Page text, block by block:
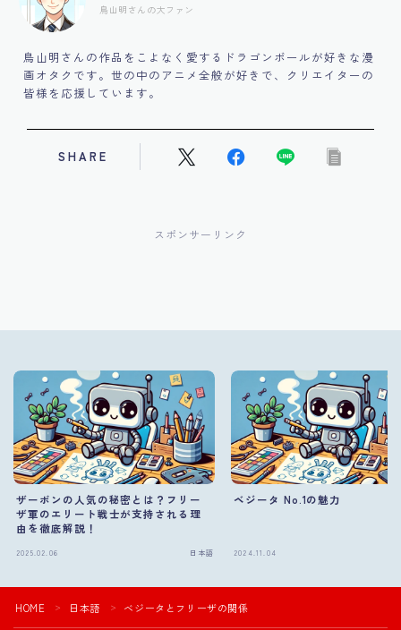
鳥山明さんの大ファン
鳥山明さんの作品をこよなく愛するドラゴンボールが好きな漫
画オタクです。世の中のアニメ全般が好きで、クリエイターの
皆様を応援しています。
SHARE
スポンサーリンク
ザーボンの人気の秘密とは？フリー
ザ軍のエリート戦士が支持される理
由を徹底解説！
2025.02.06 日本語
ベジータ No.1の魅力
2024.11.04
HOME ＞ 日本語 ＞ ベジータとフリーザの関係